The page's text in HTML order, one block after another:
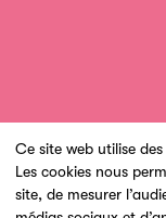
Ce site web utilise
Les cookies nous
site, de mesurer
Les petits
Le jeu de lecture